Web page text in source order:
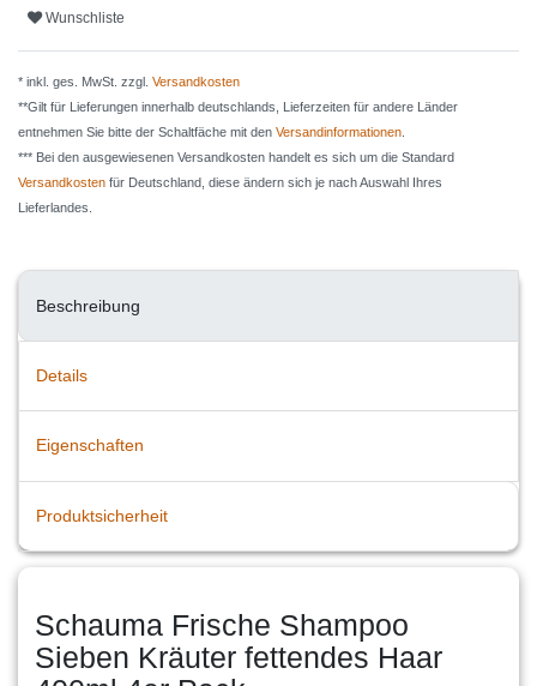
Wunschliste
* inkl. ges. MwSt. zzgl. Versandkosten
**Gilt für Lieferungen innerhalb deutschlands, Lieferzeiten für andere Länder
entnehmen Sie bitte der Schaltfäche mit den Versandinformationen
*** Bei den ausgewiesenen Versandkosten handelt es sich um die Standard
Versandkosten für Deutschland, diese ändern sich je nach Auswahl Ihres
Lieferlandes.
Beschreibung
Details
Eigenschaften
Produktsicherheit
Schauma Frische Shampoo
Sieben Kräuter fettendes Haar